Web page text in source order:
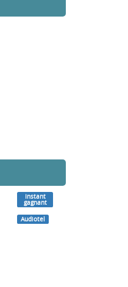
Instant
gagnant
Audiotel